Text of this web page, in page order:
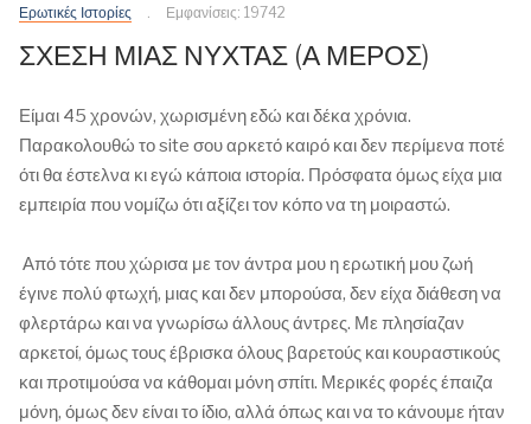
Ερωτικές Ιστορίες Εμφανίσεις: 19742
ΣΧΕΣΗ ΜΙΑΣ ΝΥΧΤΑΣ (Α ΜΕΡΟΣ)
Είμαι 45 χρονών, χωρισμένη εδώ και δέκα χρόνια.
Παρακολουθώ το site σου αρκετό καιρό και δεν περίμενα ποτέ
ότι θα έστελνα κι εγώ κάποια ιστορία. Πρόσφατα όμως είχα μια
εμπειρία που νομίζω ότι αξίζει τον κόπο να τη μοιραστώ.
Από τότε που χώρισα με τον άντρα μου η ερωτική μου ζωή
έγινε πολύ φτωχή, μιας και δεν μπορούσα, δεν είχα διάθεση να
φλερτάρω και να γνωρίσω άλλους άντρες. Με πλησίαζαν
αρκετοί, όμως τους έβρισκα όλους βαρετούς και κουραστικούς
και προτιμούσα να κάθομαι μόνη σπίτι. Μερικές φορές έπαιζα
μόνη, όμως δεν είναι το ίδιο, αλλά όπως και να το κάνουμε ήταν